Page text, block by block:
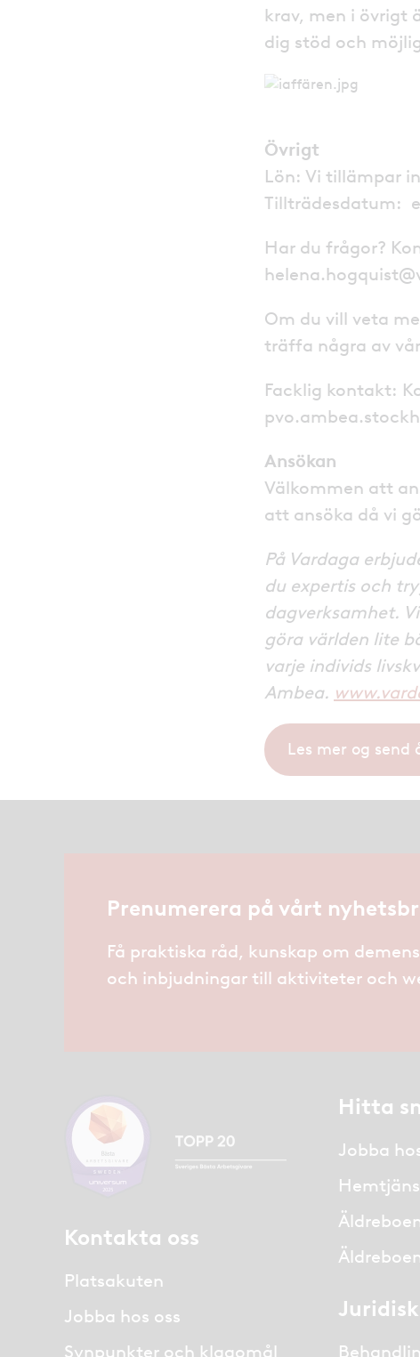
krav, men i övrigt
dig stöd och
Övrigt
Lön: Vi tillämpar
Tillträdesdatum:
Har du frågor?
Om du vill veta
träffa några av
Facklig kontakt:
Ansökan
Välkommen att
att ansöka då vi
På Vardaga
du expertis och
dagverksamhet.
göra världen lite
varje individs
Ambea.
Les mer og send
Prenumerera på vårt
Få praktiska råd, kunskap om
och inbjudningar till aktiviteter och
Kontakta oss
Platsakuten
Jobba hos oss
Synpunkter och klagomål
Hitta
Jobba